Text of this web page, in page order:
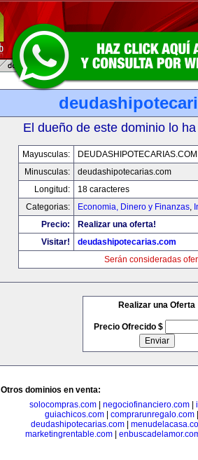
El dueño de este dominio lo
Mayusculas:
DEUDASHIPOTECARIAS.COM
Minusculas:
deudashipotecarias.com
Longitud:
18 caracteres
Categorias:
Economia, Dinero y Finanzas,
Precio:
Realizar una oferta!
Visitar!
deudashipotecarias.com
Serán consideradas
Realizar una Oferta
Precio Ofrecido $
Otros dominios en venta:
solocompras.com| negociofinanciero.com|
guiachicos.com
comprarunregalo.com
deudashipotecarias.com|
marketingrentable.com|